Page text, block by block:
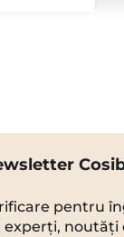
pentru
experți, noutăți